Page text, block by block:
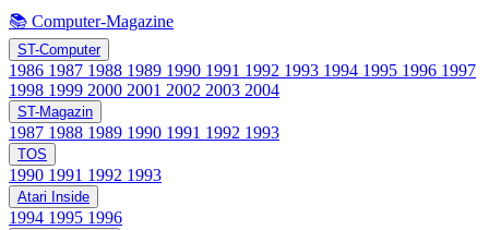
📚 Computer-Magazine
ST-Computer
1986 1987 1988 1989 1990 1991 1992 1993 1994 1995 1996 1997
1998 1999 2000 2001 2002 2003 2004
ST-Magazin
1987 1988 1989 1990 1991 1992 1993
TOS
1990 1991 1992 1993
Atari Inside
1994 1995 1996